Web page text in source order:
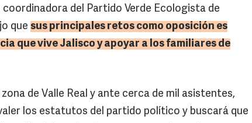
del Partido Verde Ecologista de
que sus principales retos como oposición es
que vive Jalisco y apoyar a los familiares de
de Valle Real y ante cerca de mil asistentes,
los estatutos del partido político y buscará que